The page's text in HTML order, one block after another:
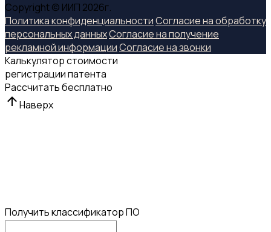
Copyright © ИИП 2026г.
Политика конфиденциальностиСогласие на обработку
персональных данныхСогласие на получение
рекламной информацииСогласие на звонки
Калькулятор стоимости
регистрации патента
Рассчитать бесплатно
Наверх
Получить классификатор ПО